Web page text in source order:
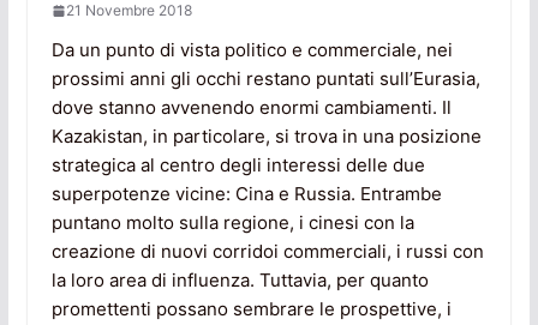
21 Novembre 2018
Da un punto di vista politico e commerciale, nei
prossimi anni gli occhi restano puntati sull’Eurasia,
dove stanno avvenendo enormi cambiamenti. Il
Kazakistan, in particolare, si trova in una posizione
strategica al centro degli interessi delle due
superpotenze vicine: Cina e Russia. Entrambe
puntano molto sulla regione, i cinesi con la
creazione di nuovi corridoi commerciali, i russi con
la loro area di influenza. Tuttavia, per quanto
promettenti possano sembrare le prospettive, i